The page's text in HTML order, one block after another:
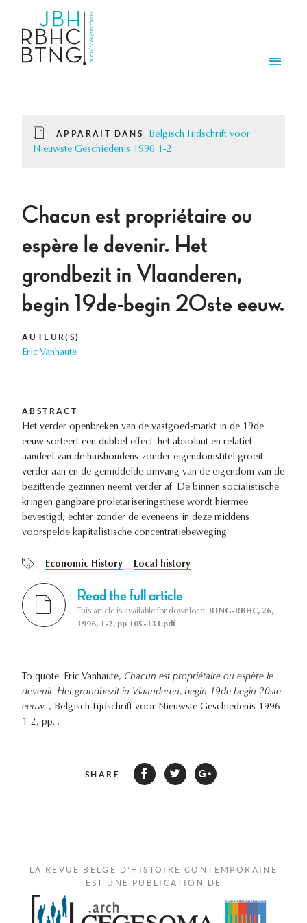
APPARAÎT DANS
Belgisch Tijdschrift voor
Nieuwste Geschiedenis 1996 1-2
Chacun est propriétaire ou
espère le devenir. Het
grondbezit in Vlaanderen,
begin 19de-begin 20ste eeuw.
AUTEUR(S)
Eric Vanhaute
ABSTRACT
Het verder openbreken van de vastgoed-markt in de 19de
eeuw sorteert een dubbel effect: het absoluut en relatief
aandeel van de huishoudens zonder eigendomstitel groeit
verder aan en de gemiddelde omvang van de eigendom van de
bezittende gezinnen neemt verder af. De binnen socialistische
kringen gangbare proletariseringsthese wordt hiermee
bevestigd, echter zonder de eveneens in deze middens
voorspelde kapitalistische concentratiebeweging.
Economic History Local history
Read the full article
This article is available for download: BTNG-RBHC, 26,
1996, 1-2, pp 105-131.pdf
To quote: Eric Vanhaute, Chacun est propriétaire ou espère le
devenir. Het grondbezit in Vlaanderen, begin 19de-begin 20ste
eeuw. , Belgisch Tijdschrift voor Nieuwste Geschiedenis 1996
1-2, pp. .
SHARE
LA REVUE BELGE D'HISTOIRE CONTEMPORAINE
EST UNE PUBLICATION DE